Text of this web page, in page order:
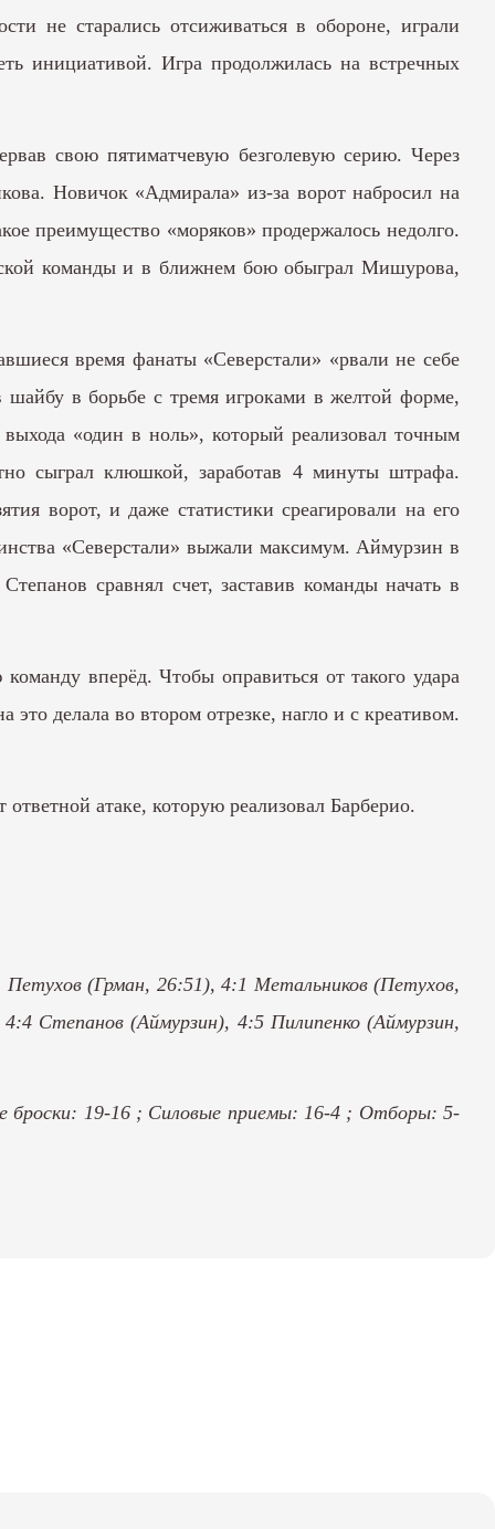
не старались отсиживаться в обороне, играли
инициативой. Игра продолжилась на встречных
свою пятиматчевую безголевую серию. Через
Новичок «Адмирала» из-за ворот набросил на
преимущество «моряков» продержалось недолго.
команды и в ближнем бою обыграл Мишурова,
время фанаты «Северстали» «рвали не себе
в борьбе с тремя игроками в желтой форме,
«один в ноль», который реализовал точным
сыграл клюшкой, заработав 4 минуты штрафа.
ворот, и даже статистики среагировали на его
«Северстали» выжали максимум. Аймурзин в
сравнял счет, заставив команды начать в
вперёд. Чтобы оправиться от такого удара
делала во втором отрезке, нагло и с креативом.
атаке, которую реализовал Барберио.
(Грман, 26:51), 4:1 Метальников (Петухов,
Степанов (Аймурзин), 4:5 Пилипенко (Аймурзин,
броски: 19-16 ; Силовые приемы: 16-4 ; Отборы: 5-